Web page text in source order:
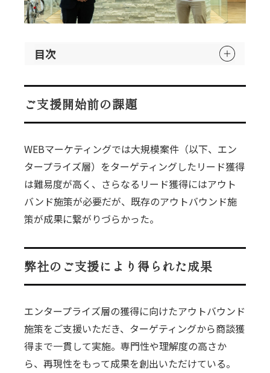
目次
ご支援開始前の課題
WEBマーケティングでは大規模案件（以下、エン
タープライズ層）をターゲティングしたリード獲得
は難易度が高く、さらなるリード獲得にはアウト
バンド施策が必要だが、既存のアウトバウンド施
策が成果に繋がりづらかった。
弊社のご支援により得られた成果
エンタープライズ層の獲得に向けたアウトバウンド
施策をご支援いただき、ターゲティングから商談獲
得まで一貫して実施。専門性や理解度の高さか
ら、再現性をもって成果を創出いただけている。